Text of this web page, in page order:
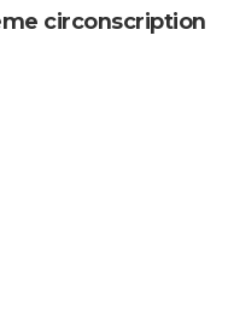
circonscription